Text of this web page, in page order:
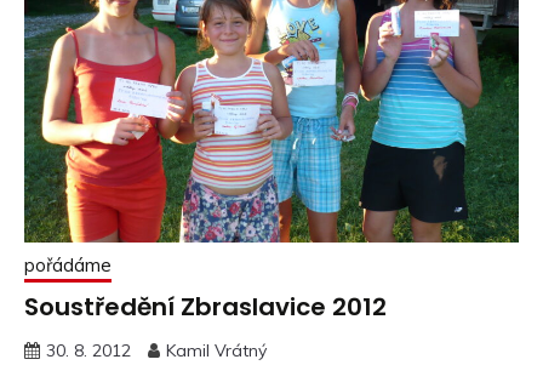
pořádáme
Soustředění Zbraslavice 2012
30. 8. 2012 Kamil Vrátný